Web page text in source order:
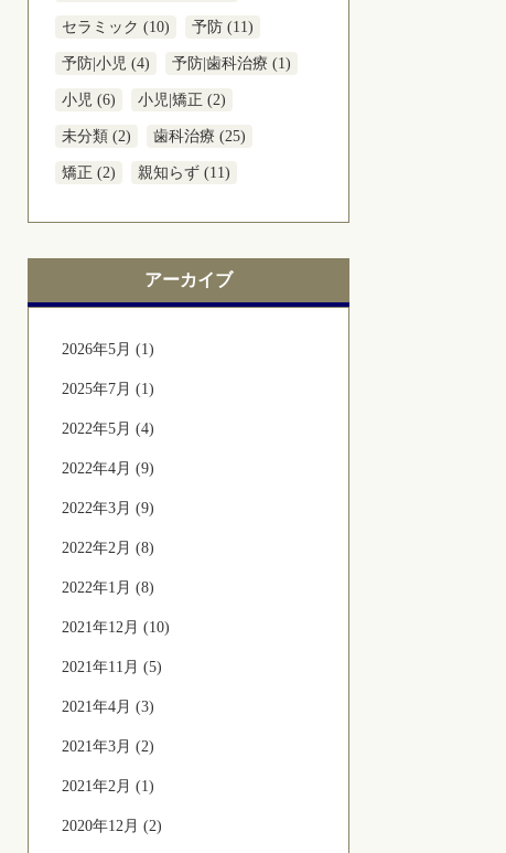
セラミック (10) 予防 (11)
予防|小児 (4) 予防|歯科治療 (1)
小児 (6) 小児|矯正 (2)
未分類 (2) 歯科治療 (25)
矯正 (2) 親知らず (11)
アーカイブ
2026年5月 (1)
2025年7月 (1)
2022年5月 (4)
2022年4月 (9)
2022年3月 (9)
2022年2月 (8)
2022年1月 (8)
2021年12月 (10)
2021年11月 (5)
2021年4月 (3)
2021年3月 (2)
2021年2月 (1)
2020年12月 (2)